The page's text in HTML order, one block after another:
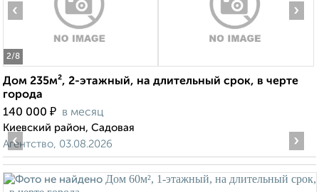
2/8
‹ ›
Дом 235м², 2-этажный, на длительный срок, в черте
города
140 000 ₽ в месяц
Киевский район, Садовая
Агентство, 03.08.2026
‹ ›